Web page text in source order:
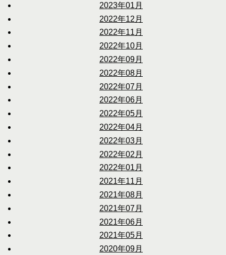
2023年01月
2022年12月
2022年11月
2022年10月
2022年09月
2022年08月
2022年07月
2022年06月
2022年05月
2022年04月
2022年03月
2022年02月
2022年01月
2021年11月
2021年08月
2021年07月
2021年06月
2021年05月
2020年09月